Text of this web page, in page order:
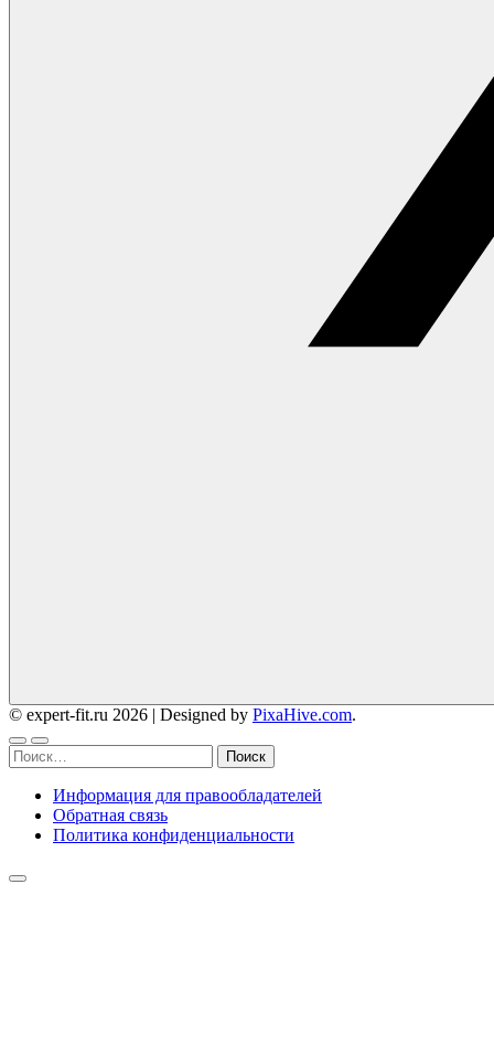
© expert-fit.ru 2026 | Designed by PixaHive.com.
Найти:
Информация для правообладателей
Обратная связь
Политика конфиденциальности